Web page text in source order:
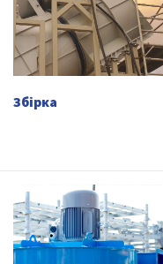
Збірка